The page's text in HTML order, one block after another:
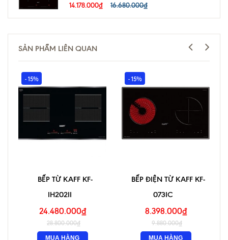
14.178.000₫
16.680.000₫
SẢN PHẨM LIÊN QUAN
- 15%
BẾP TỪ KAFF KF-
IH202II
24.480.000₫
28.800.000₫
MUA HÀNG
- 15%
BẾP ĐIỆN TỪ KAFF KF-
073IC
8.398.000₫
9.880.000₫
MUA HÀNG